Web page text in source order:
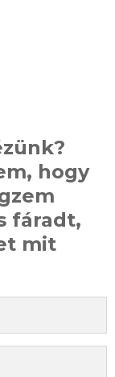
hogy
fáradt,
mit